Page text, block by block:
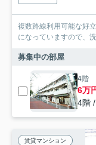
複数路線利用可能な好
になっていますので、
募集中の部屋
4階
6万
4階
賃貸マンション